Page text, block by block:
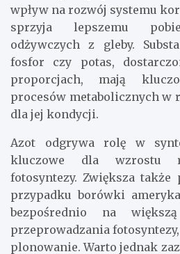
wpływ na rozwój systemu
sprzyja lepszemu
odżywczych z gleby.
fosfor czy potas,
proporcjach, mają
procesów metabolicznych w
dla jej kondycji.
Azot odgrywa rolę w
kluczowe dla wzrostu
fotosyntezy. Zwiększa
przypadku borówki
bezpośrednio na
przeprowadzania
plonowanie. Warto jednak